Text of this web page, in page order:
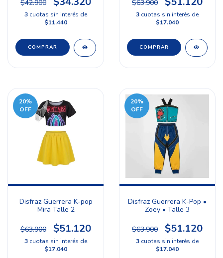
$42.900
3 cuotas sin interés de
$11.440
$63.900
3 cuotas sin interés de
$17.040
20%
OFF
Disfraz Guerrera K-pop
Mira Talle 2
$63.900 $51.120
3 cuotas sin interés de
$17.040
20%
OFF
Disfraz Guerrera K-Pop •
Zoey • Talle 3
$63.900 $51.120
3 cuotas sin interés de
$17.040